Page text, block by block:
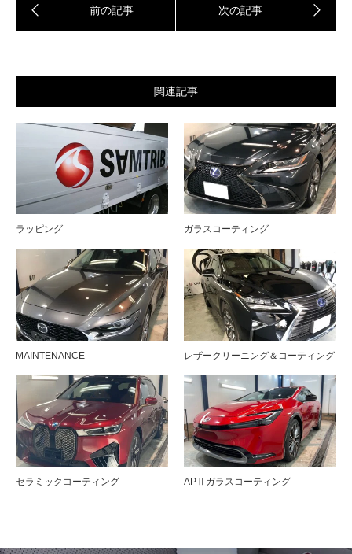
関連記事
ラッピング ガラスコーティング
MAINTENANCE レザークリーニング＆コーティング
セラミックコーティング APⅡガラスコーティング